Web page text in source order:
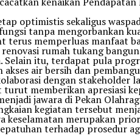
optimistis sekaligus
tanpa mengorbankan
memperluas manfaat
rumah tukang
Selain itu, terdapat pula
air bersih dan
dengan stakeholder
memberikan apresiasi
jawara di Pekan
kegiatan tersebut
keselamatan merupakan
terhadap prosedur